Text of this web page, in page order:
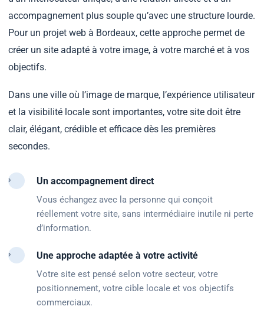
accompagnement plus souple qu’avec une structure lourde.
Pour un projet web à Bordeaux, cette approche permet de
créer un site adapté à votre image, à votre marché et à vos
objectifs.
Dans une ville où l’image de marque, l’expérience utilisateur
et la visibilité locale sont importantes, votre site doit être
clair, élégant, crédible et efficace dès les premières
secondes.
› Un accompagnement direct
Vous échangez avec la personne qui conçoit
réellement votre site, sans intermédiaire inutile ni perte
d’information.
› Une approche adaptée à votre activité
Votre site est pensé selon votre secteur, votre
positionnement, votre cible locale et vos objectifs
commerciaux.